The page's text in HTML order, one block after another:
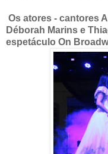
Os atores - cantores
Déborah Marins e
espetáculo On